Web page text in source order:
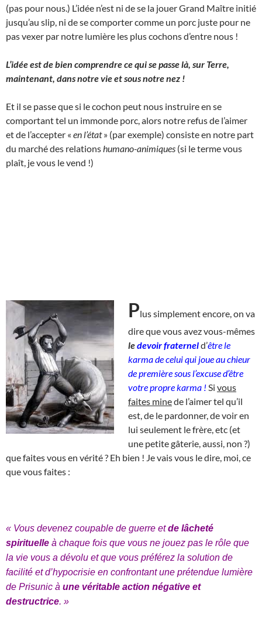
(pas pour nous.) L’idée n’est ni de se la jouer Grand Maître initié
jusqu’au slip, ni de se comporter comme un porc juste pour ne
pas vexer par notre lumière les plus cochons d’entre nous !
L’idée est de bien comprendre ce qui se passe là, sur Terre,
maintenant, dans notre vie et sous notre nez !
Et il se passe que si le cochon peut nous instruire en se
comportant tel un immonde porc, alors notre refus de l’aimer
et de l’accepter « en l’état» (par exemple) consiste en notre part
du marché des relations humano-animiques (si le terme vous
plaît, je vous le vend !)
Plus simplement encore, on va
dire que vous avez vous-mêmes
ledevoir fraterneld’être le
karma de celui qui joue au chieur
de première sous l’excuse d’être
votre propre karma ! Si vous
faites minede l’aimer tel qu’il
est, de le pardonner, de voir en
lui seulement le frère, etc (et
une petite gâterie, aussi, non ?)
que faites vous en vérité ? Eh bien ! Je vais vous le dire, moi, ce
que vous faites :
« Vous devenez coupable de guerre etde lâcheté
spirituelle à chaque fois que vous ne jouez pas le rôle que
la vie vous a dévolu et que vous préférez la solution de
facilité et d’hypocrisie en confrontant une prétendue lumière
de Prisunic à une véritable action négative et
destructrice. »